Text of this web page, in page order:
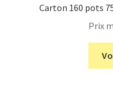
Carton 160 pots
Prix